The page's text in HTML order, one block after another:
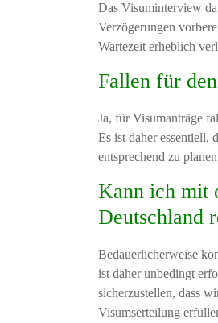
Das Visuminterview
Verzögerungen
Wartezeit erheblich
Fallen für
Ja, für Visumanträge
Es ist daher essentiell,
entsprechend zu
Kann ich mit
Deutschland
Bedauerlicherweise
ist daher unbedingt
sicherzustellen, dass
Visumserteilung